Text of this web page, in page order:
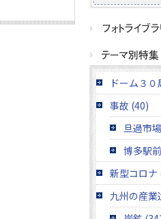
ドーム３
事故 (40)
旦過市
博多駅
新型コロナ
九州の産業